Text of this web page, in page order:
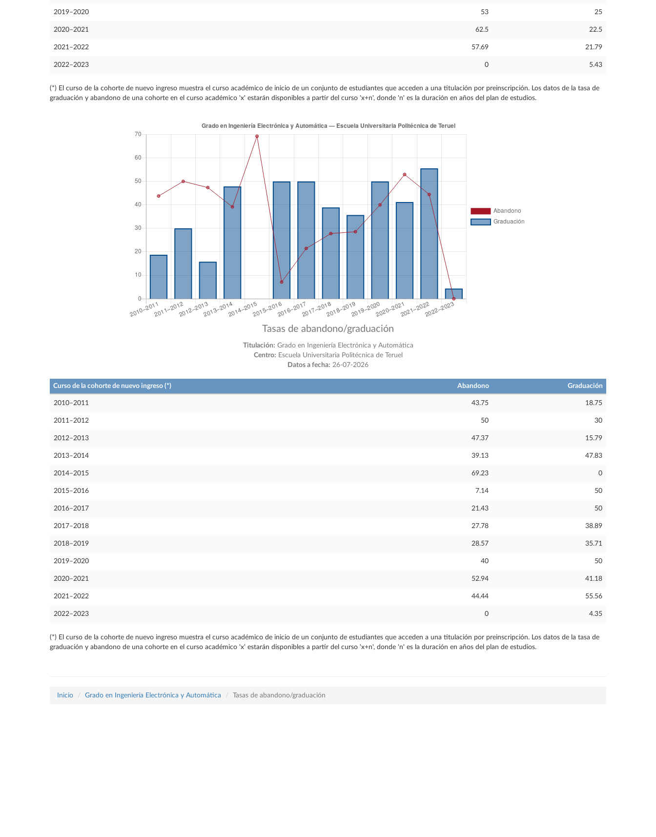
2019–2020 53 25
2020–2021 62.5 22.5
2021–2022 57.69 21.79
2022–2023 0 5.43
(*) El curso de la cohorte de nuevo ingreso muestra el curso académico de inicio de un conjunto de estudiantes que acceden a una titulación por preinscripción. Los datos de la tasa de
graduación y abandono de una cohorte en el curso académico 'x' estarán disponibles a partir del curso 'x+n', donde 'n' es la duración en años del plan de estudios.
Tasas de abandono/graduación
Titulación: Grado en Ingeniería Electrónica y Automática
Centro: Escuela Universitaria Politécnica de Teruel
Datos a fecha: 26-07-2026
Curso de la cohorte de nuevo ingreso (*) Abandono Graduación
2010–2011 43.75 18.75
2011–2012 50 30
2012–2013 47.37 15.79
2013–2014 39.13 47.83
2014–2015 69.23 0
2015–2016 7.14 50
2016–2017 21.43 50
2017–2018 27.78 38.89
2018–2019 28.57 35.71
2019–2020 40 50
2020–2021 52.94 41.18
2021–2022 44.44 55.56
2022–2023 0 4.35
(*) El curso de la cohorte de nuevo ingreso muestra el curso académico de inicio de un conjunto de estudiantes que acceden a una titulación por preinscripción. Los datos de la tasa de
graduación y abandono de una cohorte en el curso académico 'x' estarán disponibles a partir del curso 'x+n', donde 'n' es la duración en años del plan de estudios.
Inicio Grado en Ingeniería Electrónica y Automática Tasas de abandono/graduación